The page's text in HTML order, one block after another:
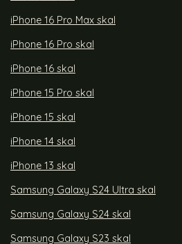
iPhone 16 Pro Max skal
iPhone 16 Pro skal
iPhone 16 skal
iPhone 15 Pro skal
iPhone 15 skal
iPhone 14 skal
iPhone 13 skal
Samsung Galaxy S24 Ultra skal
Samsung Galaxy S24 skal
Samsung Galaxy S23 skal